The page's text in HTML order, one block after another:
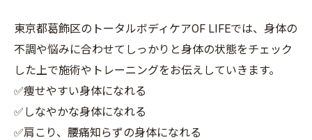
東京都葛飾区のトータルボディケアOF LIFEでは、身体の
不調や悩みに合わせてしっかりと身体の状態をチェック
した上で施術やトレーニングをお伝えしていきます。
✅痩せやすい身体になれる
✅しなやかな身体になれる
✅肩こり、腰痛知らずの身体になれる